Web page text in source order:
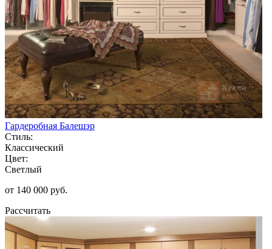
Гардеробная Балешэр
Стиль:
Классический
Цвет:
Светлый
от 140 000 руб.
Рассчитать